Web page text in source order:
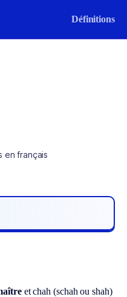
Définitions
en français
et chah (schah ou shah)